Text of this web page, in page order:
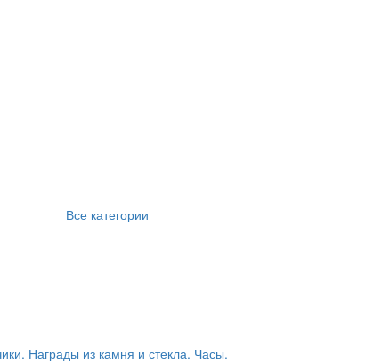
Все категории
Награды из камня и стекла. Часы.